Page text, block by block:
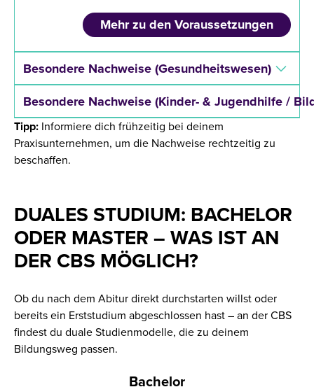
Mehr zu den Voraussetzungen
Besondere Nachweise (Gesundheitswesen)
Besondere Nachweise (Kinder- & Jugendhilfe /
Tipp: Informiere dich frühzeitig bei deinem
Praxisunternehmen, um die Nachweise rechtzeitig zu
beschaffen.
DUALES STUDIUM: BACHELOR
ODER MASTER – WAS IST AN
DER CBS MÖGLICH?
Ob du nach dem Abitur direkt durchstarten willst oder
bereits ein Erststudium abgeschlossen hast – an der CBS
findest du duale Studienmodelle, die zu deinem
Bildungsweg passen.
Bachelor